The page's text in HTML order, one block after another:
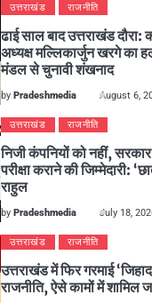
उत्तराखंड राजनीति
ढाई साल बाद उत्तराखंड दौरा:
अध्यक्ष मल्लिकार्जुन खरगे का
मंडल से चुनावी शंखनाद
byPradeshmedia August 6,
उत्तराखंड राजनीति
निजी कंपनियों को नहीं,
परीक्षा कराने की जिम्मेदारी:
राहुल
byPradeshmedia July 18,
उत्तराखंड राजनीति
उत्तराखंड में फिर गरमाई
राजनीति, ऐसे कामों में शामिल